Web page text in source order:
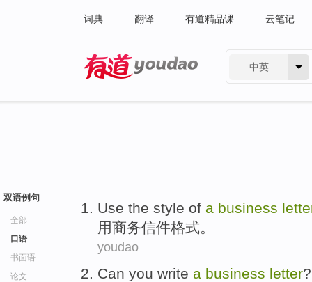
词典 翻译 有道精品课 云笔记
中英
双语例句
全部
口语
书面语
论文
Use the style of a business
用商务信件格式。
youdao
Can you write a business letter?